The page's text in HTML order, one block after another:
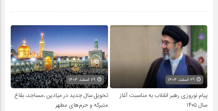
پیام نوروزی رهبر انقلاب به مناسبت آغاز
سال ۱۴۰۵
تحویل سال‌ جدید در میادین ،مساجد، بقاع
متبرکه‌ و حرم‌های‌ مطهر